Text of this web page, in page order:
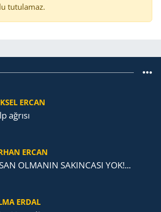
tutulamaz.
ERCAN
ağrısı
ERCAN
OLMANIN SAKINCASI YOK!...
ERDAL